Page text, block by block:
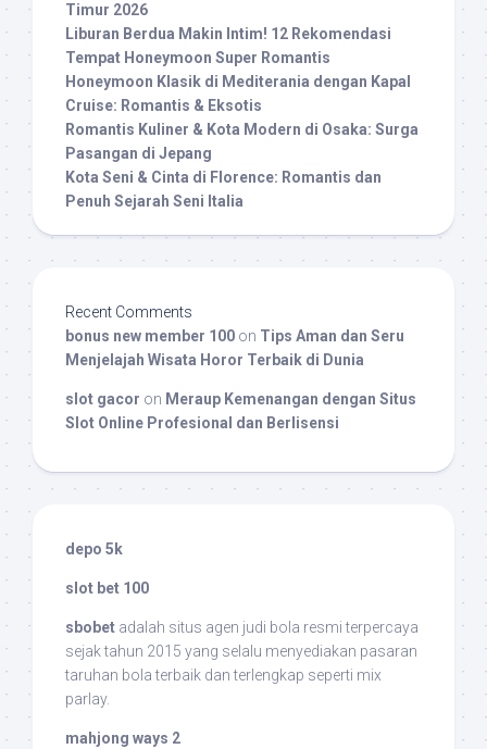
Timur 2026
Liburan Berdua Makin Intim! 12 Rekomendasi
Tempat Honeymoon Super Romantis
Honeymoon Klasik di Mediterania dengan Kapal
Cruise: Romantis & Eksotis
Romantis Kuliner & Kota Modern di Osaka: Surga
Pasangan di Jepang
Kota Seni & Cinta di Florence: Romantis dan
Penuh Sejarah Seni Italia
Recent Comments
bonus new member 100 on Tips Aman dan Seru
Menjelajah Wisata Horor Terbaik di Dunia
slot gacor on Meraup Kemenangan dengan Situs
Slot Online Profesional dan Berlisensi
depo 5k
slot bet 100
sbobet adalah situs agen judi bola resmi terpercaya
sejak tahun 2015 yang selalu menyediakan pasaran
taruhan bola terbaik dan terlengkap seperti mix
parlay.
mahjong ways 2